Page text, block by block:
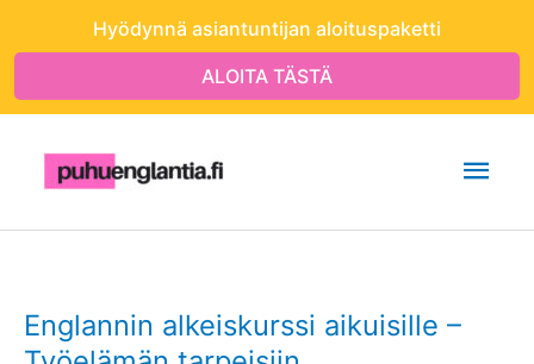
sisältöön
Hyödynnä asiantuntijan aloituspaketti
ALOITA TÄSTÄ
Englannin alkeiskurssi aikuisille –